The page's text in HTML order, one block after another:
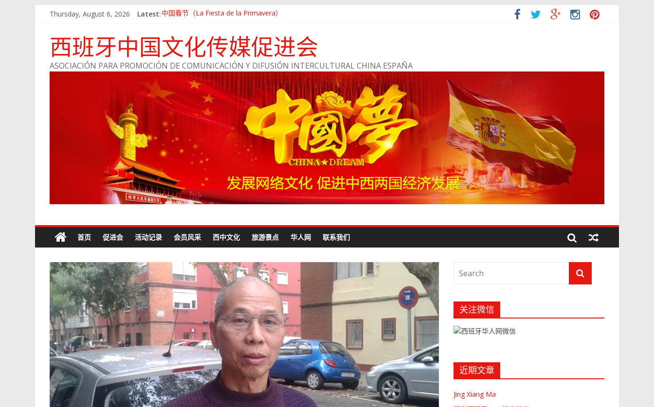
Thursday, August 6, 2026 Latest:中国春节（La Fiesta de la Primavera）
留学西班牙——说走就走
与浙江经济网成为战略合作伙伴
会员风采：陈小丽
西班牙中国文化传媒促进会
ASOCIACIÓN PARA PROMOCIÓN DE COMUNICACIÓN Y DIFUSIÓN INTERCULTURAL CHINA ESPAÑA
首页 促进会 活动记录 会员风采 西中文化 旅游景点 华人网 联系我们
关注微信
近期文章
Jing Xiang Ma